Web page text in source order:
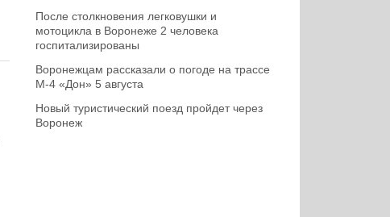
После столкновения легковушки и
мотоцикла в Воронеже 2 человека
госпитализированы
Воронежцам рассказали о погоде на трассе
М-4 «Дон» 5 августа
Новый туристический поезд пройдет через
Воронеж